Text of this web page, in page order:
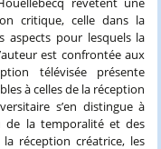
critique, celle dans la
aspects pour lesquels la
est confrontée aux
télévisée présente
à celles de la réception
s’en distingue à
de la temporalité et des
réception créatrice, les